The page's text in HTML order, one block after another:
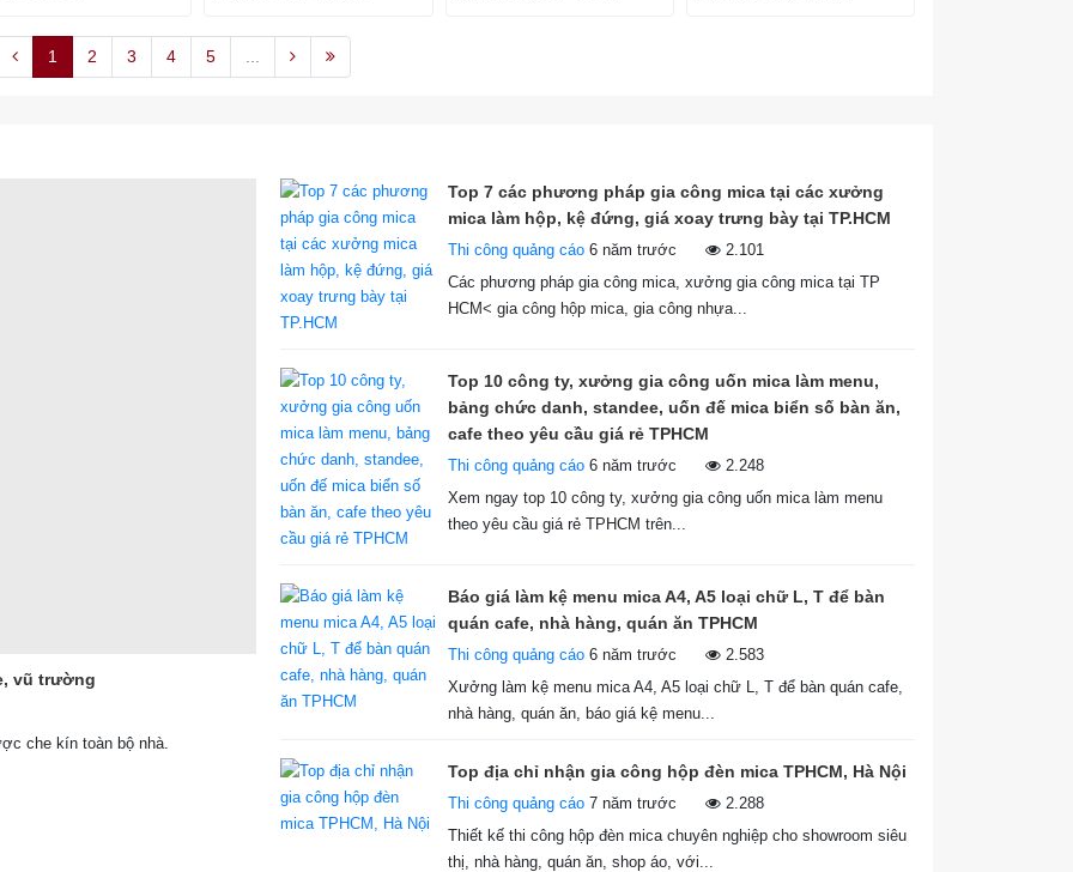
1 2 3 4 5
vũ trường
che kín toàn bộ nhà.
Top 7 các phương pháp gia công mica tại các xưởng
mica làm hộp, kệ đứng, giá xoay trưng bày tại TP.HCM
Thi công quảng cáo 6 năm trước
2.101
Các phương pháp gia công mica, xưởng gia công mica tại TP
HCM< gia công hộp mica, gia công nhựa...
Top 10 công ty, xưởng gia công uốn mica làm menu,
bảng chức danh, standee, uốn đế mica biển số bàn ăn,
cafe theo yêu cầu giá rẻ TPHCM
Thi công quảng cáo 6 năm trước
2.248
Xem ngay top 10 công ty, xưởng gia công uốn mica làm menu
theo yêu cầu giá rẻ TPHCM trên...
Báo giá làm kệ menu mica A4, A5 loại chữ L, T để bàn
quán cafe, nhà hàng, quán ăn TPHCM
Thi công quảng cáo 6 năm trước
2.583
Xưởng làm kệ menu mica A4, A5 loại chữ L, T để bàn quán cafe,
nhà hàng, quán ăn, báo giá kệ menu...
Top địa chỉ nhận gia công hộp đèn mica TPHCM, Hà Nội
Thi công quảng cáo 7 năm trước
2.288
Thiết kế thi công hộp đèn mica chuyên nghiệp cho showroom siêu
thị, nhà hàng, quán ăn, shop áo, với...